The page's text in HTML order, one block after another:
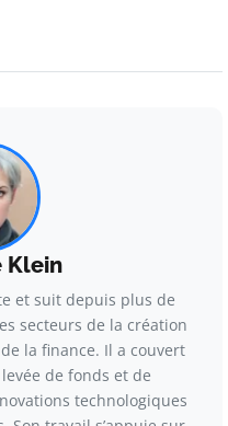
Klein
et suit depuis plus de
secteurs de la création
la finance. Il a couvert
de fonds et de
technologiques